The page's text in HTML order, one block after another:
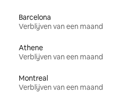
Barcelona
Verblijven van een maand
Athene
Verblijven van een maand
Montreal
Verblijven van een maand